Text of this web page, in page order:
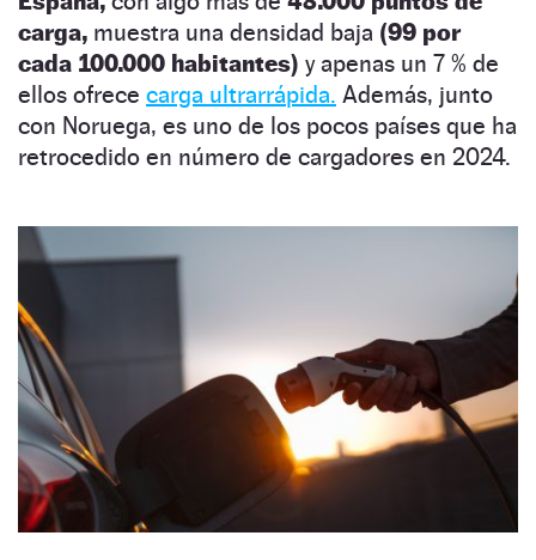
carga, muestra una densidad baja (99 por
cada 100.000 habitantes) y apenas un 7 % de
ellos ofrece carga ultrarrápida. Además, junto
con Noruega, es uno de los pocos países que ha
retrocedido en número de cargadores en 2024.